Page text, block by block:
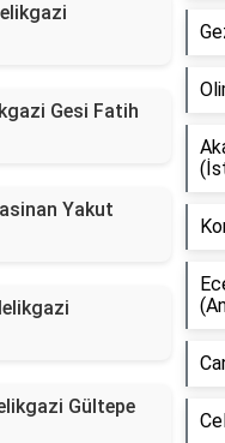
Gesi Fatih
Yakut
Gültepe